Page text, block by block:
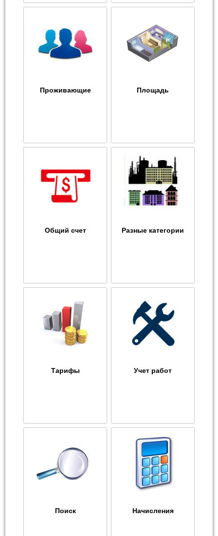
Проживающие Площадь
Общий счет Разные категории
Тарифы Учет работ
Поиск Начисления